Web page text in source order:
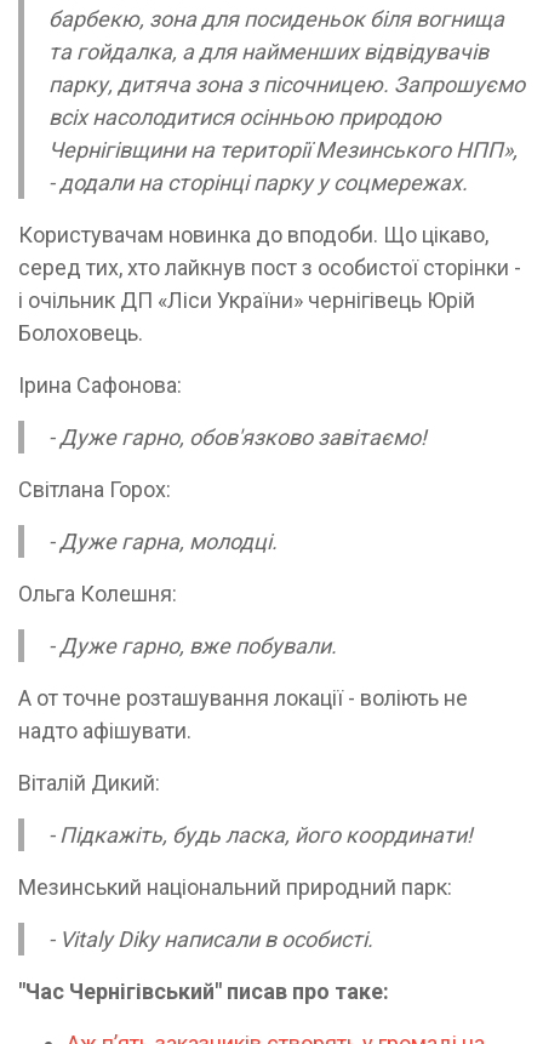
барбекю, зона для посиденьок біля вогнища
та гойдалка, а для найменших відвідувачів
парку, дитяча зона з пісочницею. Запрошуємо
всіх насолодитися осінньою природою
Чернігівщини на території Мезинського НПП»,
- додали на сторінці парку у соцмережах.
Користувачам новинка до вподоби. Що цікаво,
серед тих, хто лайкнув пост з особистої сторінки -
і очільник ДП «Ліси України» чернігівець Юрій
Болоховець.
Ірина Сафонова:
- Дуже гарно, обов'язково завітаємо!
Світлана Горох:
- Дуже гарна, молодці.
Ольга Колешня:
- Дуже гарно, вже побували.
А от точне розташування локації - воліють не
надто афішувати.
Віталій Дикий:
- Підкажіть, будь ласка, його координати!
Мезинський національний природний парк:
- Vitaly Diky написали в особисті.
"Час Чернігівський" писав про таке: